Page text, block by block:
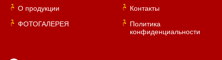
О продукции
ФОТОГАЛЕРЕЯ
Контакты
Политика
конфиденциальности